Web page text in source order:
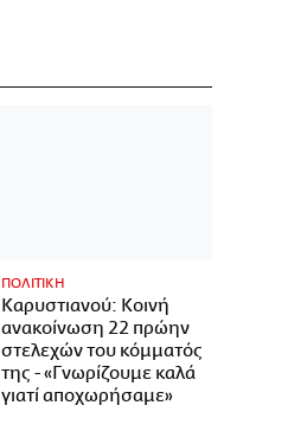
ΠΟΛΙΤΙΚΗ
Καρυστιανού: Κοινή
ανακοίνωση 22 πρώην
στελεχών του κόμματός
της - «Γνωρίζουμε καλά
γιατί αποχωρήσαμε»